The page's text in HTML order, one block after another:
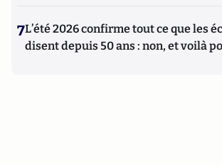
7L’été 2026 confirme tout ce que les
disent depuis 50 ans : non, et voilà